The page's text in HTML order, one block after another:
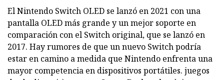
El Nintendo Switch OLED se lanzó en 2021 con una
pantalla OLED más grande y un mejor soporte en
comparación con el Switch original, que se lanzó en
2017. Hay rumores de que un nuevo Switch podría
estar en camino a medida que Nintendo enfrenta una
mayor competencia en dispositivos portátiles. juegos